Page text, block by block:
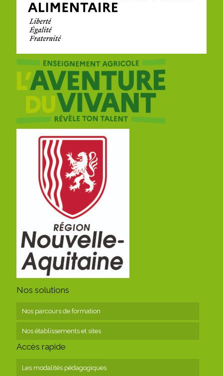
Nos solutions
Nos parcours de formation
Nos établissements et sites
Accès rapide
Les modalités pédagogiques